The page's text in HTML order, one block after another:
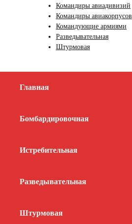
Командиры авиадивизий
Командиры авиакорпусов
Командующие армиями
Разведывательная
Штурмовая
Главная
Бомбардировочная
Истребительная
Разведывательная
Штурмовая